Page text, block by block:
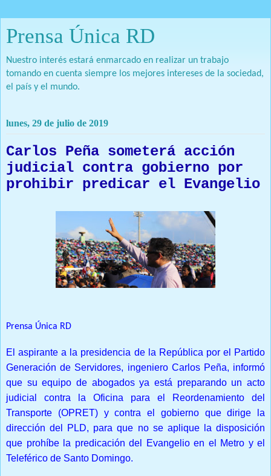
Prensa Única RD
Nuestro interés estará enmarcado en realizar un trabajo
tomando en cuenta siempre los mejores intereses de la sociedad,
el país y el mundo.
lunes, 29 de julio de 2019
Carlos Peña someterá acción
judicial contra gobierno por
prohibir predicar el Evangelio
Prensa Única RD
El aspirante a la presidencia de la República por el Partido
Generación de Servidores, ingeniero Carlos Peña, informó
que su equipo de abogados ya está preparando un acto
judicial contra la Oficina para el Reordenamiento del
Transporte (OPRET) y contra el gobierno que dirige la
dirección del PLD, para que no se aplique la disposición
que prohíbe la predicación del Evangelio en el Metro y el
Teleférico de Santo Domingo.